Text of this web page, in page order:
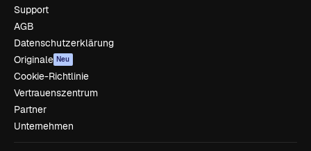
Support
AGB
Datenschutzerklärung
Originale Neu
Cookie-Richtlinie
Vertrauenszentrum
Partner
Unternehmen